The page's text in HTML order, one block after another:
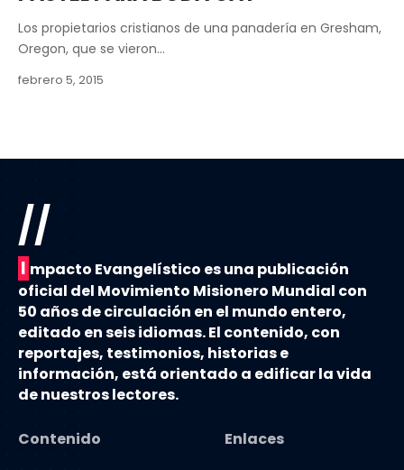
Los propietarios cristianos de una panadería en Gresham,
Oregon, que se vieron…
febrero 5, 2015
//
I mpacto Evangelístico es una publicación
oficial del Movimiento Misionero Mundial con
50 años de circulación en el mundo entero,
editado en seis idiomas. El contenido, con
reportajes, testimonios, historias e
información, está orientado a edificar la vida
de nuestros lectores.
Contenido Enlaces